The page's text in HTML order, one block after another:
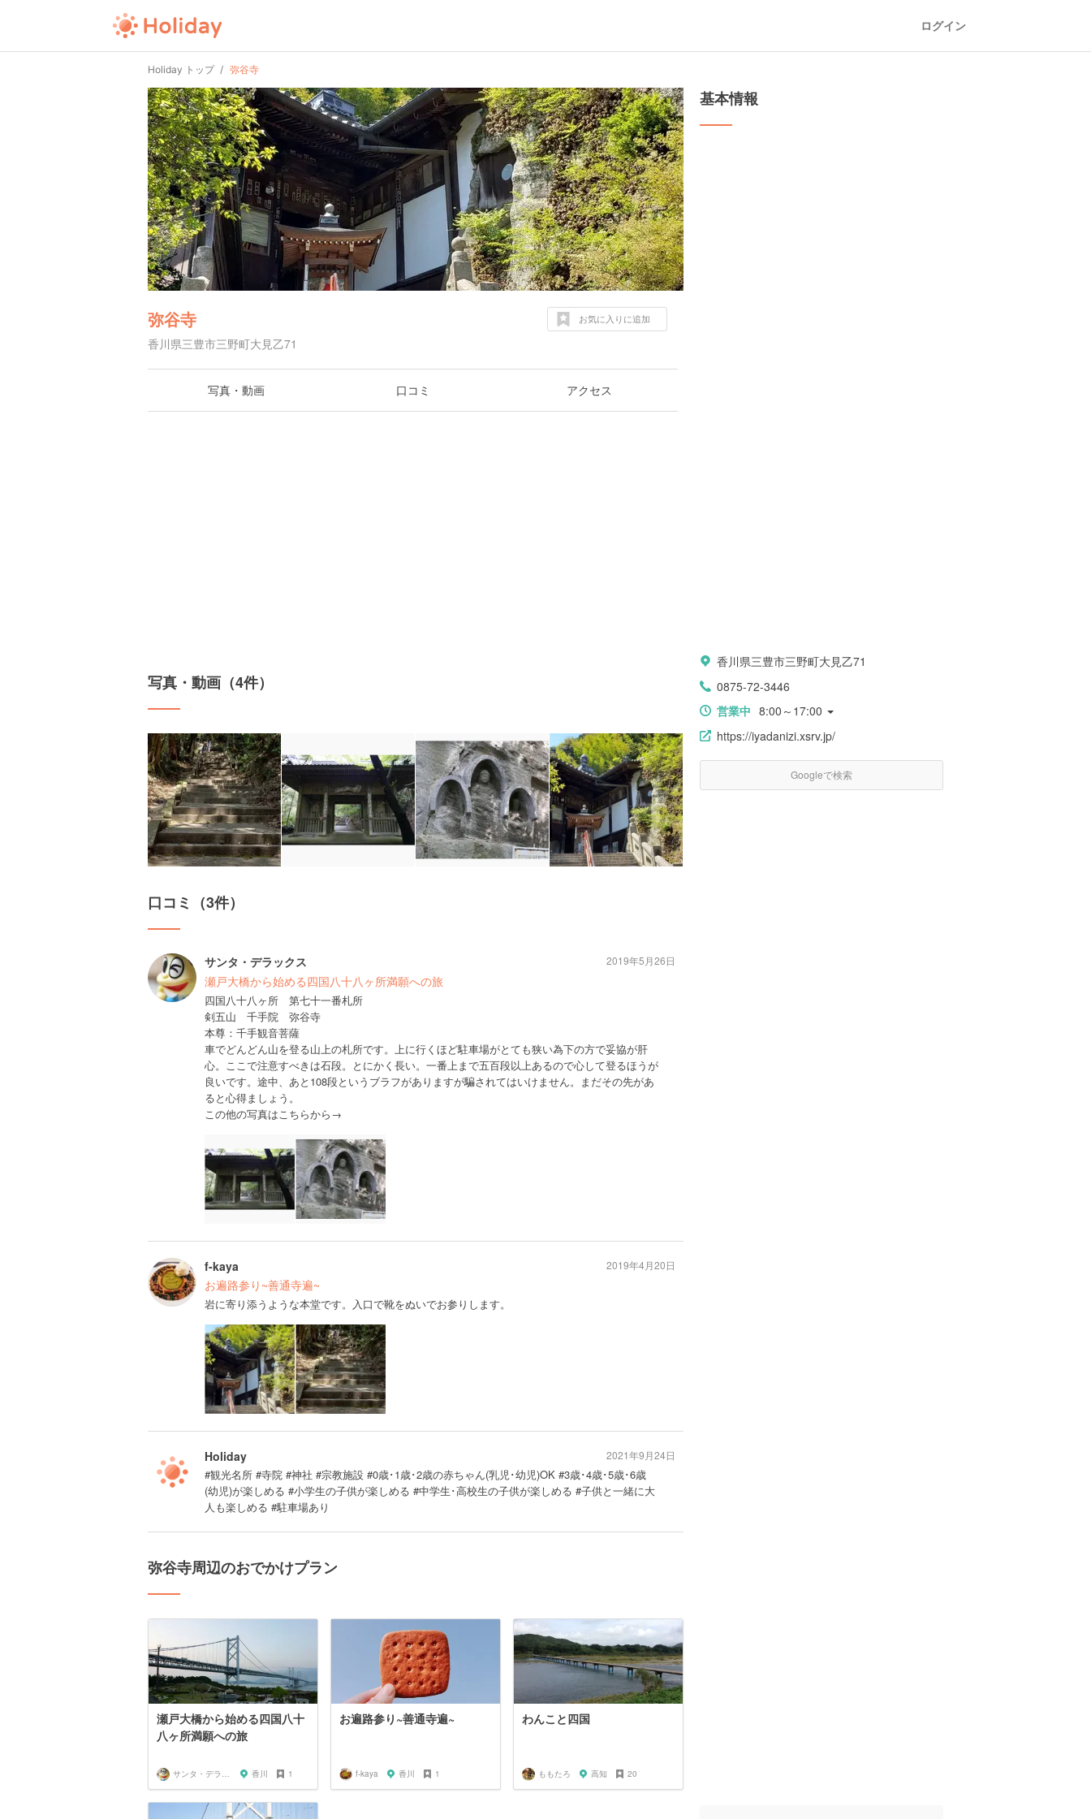
ログイン
Holiday トップ 弥谷寺
弥谷寺
香川県三豊市三野町大見乙71
お気に入りに追加
写真・動画 口コミ アクセス
写真・動画（4件）
口コミ（3件）
サンタ・デラックス
瀬戸大橋から始める四国八十八ヶ所満願への旅
四国八十八ヶ所 第七十一番札所
剣五山 千手院 弥谷寺
本尊：千手観音菩薩
車でどんどん山を登る山上の札所です。上に行くほど駐車場がとても狭い為下の方で妥協が肝
心。ここで注意すべきは石段。とにかく長い。一番上まで五百段以上あるので心して登るほうが
良いです。途中、あと108段というブラフがありますが騙されてはいけません。まだその先があ
ると心得ましょう。
この他の写真はこちらから→
2019年5月26日
f-kaya
お遍路参り~善通寺遍~
岩に寄り添うような本堂です。入口で靴をぬいでお参りします。
2019年4月20日
Holiday
#観光名所 #寺院 #神社 #宗教施設 #0歳･1歳･2歳の赤ちゃん(乳児･幼児)OK #3歳･4歳･5歳･6歳
(幼児)が楽しめる #小学生の子供が楽しめる #中学生･高校生の子供が楽しめる #子供と一緒に大
人も楽しめる #駐車場あり
2021年9月24日
弥谷寺周辺のおでかけプラン
瀬戸大橋から始める四国八十
八ヶ所満願への旅
サンタ・デラックス 香川 1
お遍路参り~善通寺遍~
f-kaya 香川 1
わんこと四国
ももたろ 高知 20
基本情報
香川県三豊市三野町大見乙71
0875-72-3446
営業中 8:00～17:00
https://iyadanizi.xsrv.jp/
Googleで検索